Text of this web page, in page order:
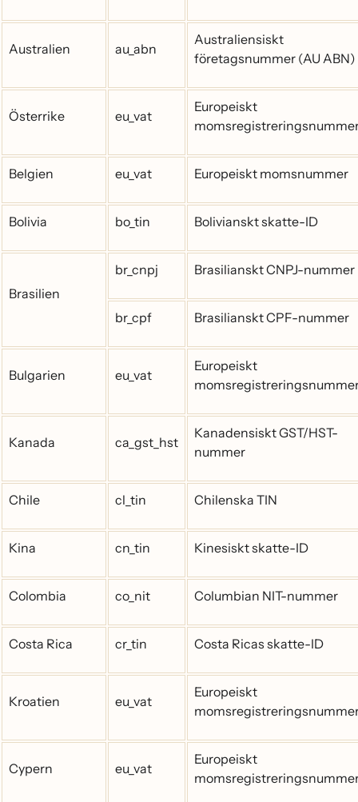
Australien au_abn
Australiensiskt
företagsnummer (AU ABN)
Österrike eu_vat
Europeiskt
Belgien eu_vat Europeiskt momsnummer
Bolivia bo_tin Bolivianskt skatte-ID
Brasilien
br_cnpj Brasilianskt CNPJ-nummer
br_cpf Brasilianskt CPF-nummer
Bulgarien eu_vat
Europeiskt
Kanada ca_gst_hst
Kanadensiskt GST/HST-
nummer
Chile cl_tin Chilenska TIN
Kina cn_tin Kinesiskt skatte-ID
Colombia co_nit Columbian NIT-nummer
Costa Rica cr_tin Costa Ricas skatte-ID
Kroatien eu_vat
Europeiskt
Cypern eu_vat
Europeiskt